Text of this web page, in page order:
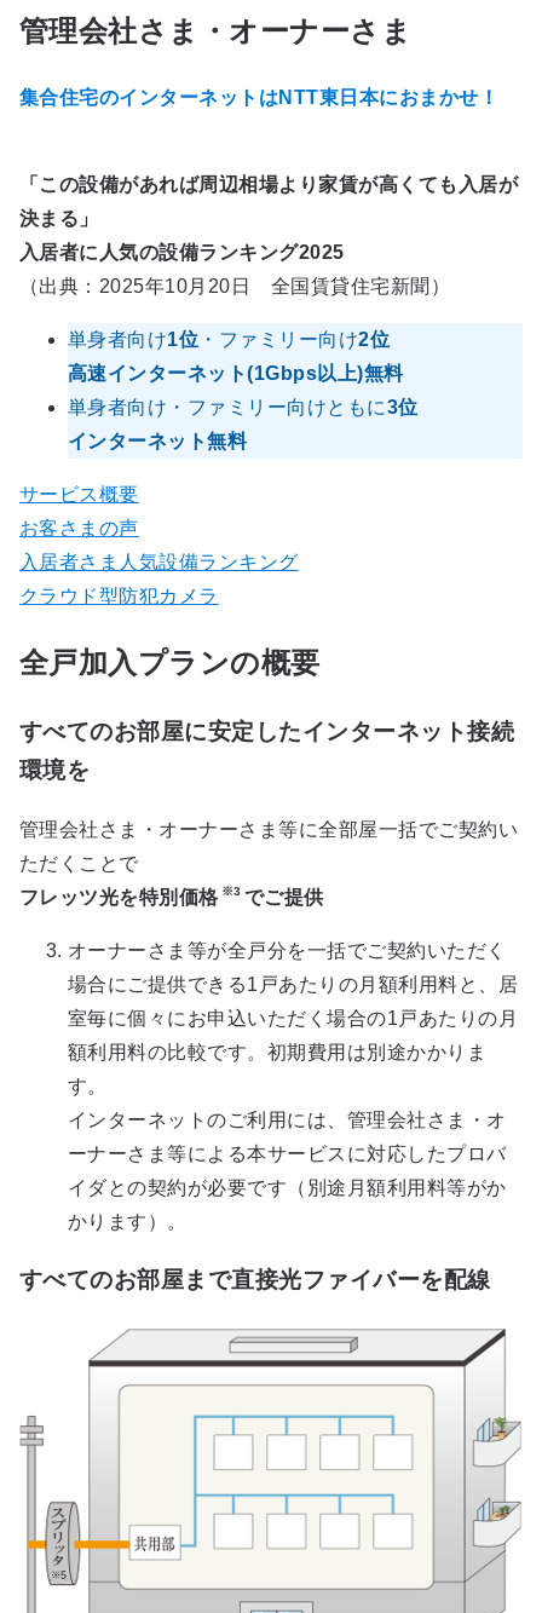
管理会社さま・オーナーさま
集合住宅のインターネットはNTT東日本におまかせ！
「この設備があれば周辺相場より家賃が高くても入居が
決まる」
入居者に人気の設備ランキング2025
（出典：2025年10月20日 全国賃貸住宅新聞）
単身者向け1位 ・ファミリー向け2位
高速インターネット(1Gbps以上)無料
単身者向け・ファミリー向けともに3位
インターネット無料
サービス概要
お客さまの声
入居者さま人気設備ランキング
クラウド型防犯カメラ
全戸加入プランの概要
すべてのお部屋に安定したインターネット接続
環境を
管理会社さま・オーナーさま等に全部屋一括でご契約い
ただくことで
フレッツ光を特別価格 ※3 でご提供
オーナーさま等が全戸分を一括でご契約いただく
場合にご提供できる1戸あたりの月額利用料と、居
室毎に個々にお申込いただく場合の1戸あたりの月
額利用料の比較です。初期費用は別途かかりま
す。
インターネットのご利用には、管理会社さま・オ
ーナーさま等による本サービスに対応したプロバ
イダとの契約が必要です（別途月額利用料等がか
かります）。
すべてのお部屋まで直接光ファイバーを配線